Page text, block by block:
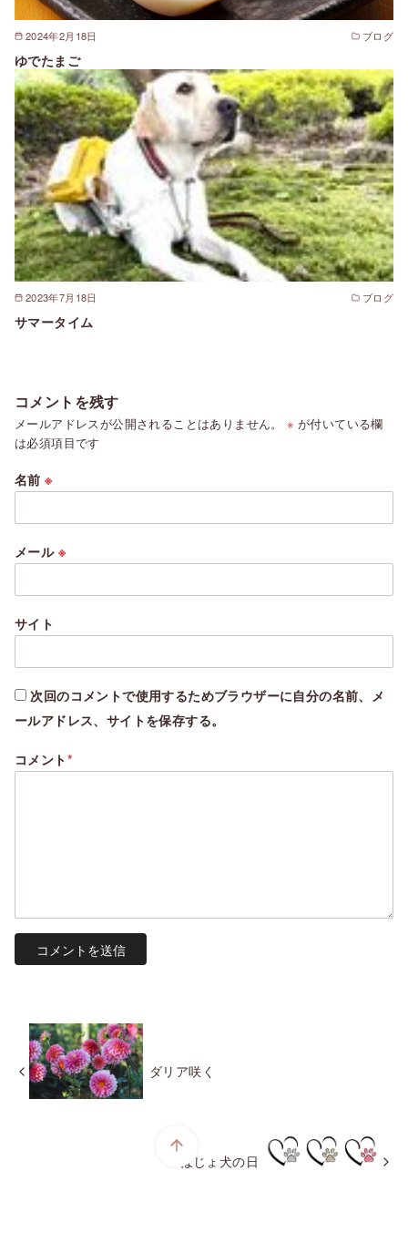
2024年2月18日 ブログ
ゆでたまご
2023年7月18日 ブログ
サマータイム
コメントを残す
メールアドレスが公開されることはありません。 ※ が付いている欄
は必須項目です
名前※
メール ※
サイト
次回のコメントで使用するためブラウザーに自分の名前、メ
ールアドレス、サイトを保存する。
コメント*
ダリア咲く
ほじょ犬の日